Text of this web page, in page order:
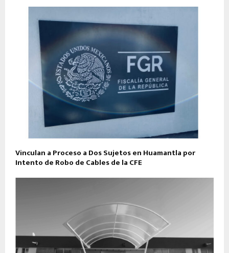
Vinculan a Proceso a Dos Sujetos en Huamantla por
Intento de Robo de Cables de la CFE